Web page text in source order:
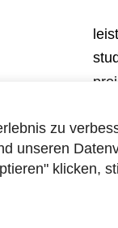
zu
unseren
klicken,